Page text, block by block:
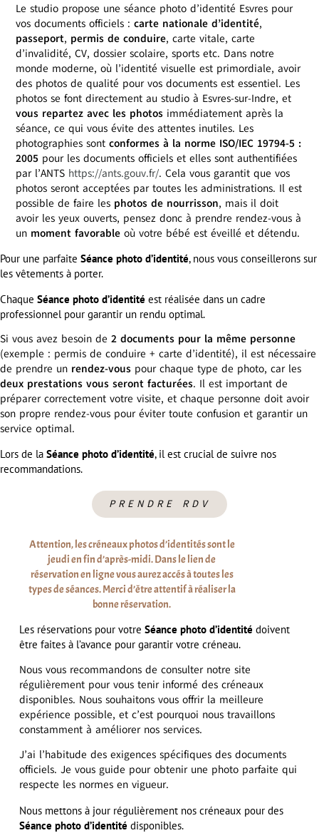
Le studio propose une séance photo d’identité Esvres pour
vos documents officiels :carte nationale d’identité,
passeport, permis de conduire, carte vitale, carte
d’invalidité, CV, dossier scolaire, sports etc. Dans notre
monde moderne, où l’identité visuelle est primordiale, avoir
des photos de qualité pour vos documents est essentiel. Les
photos se font directement au studio à Esvres-sur-Indre, et
vous repartez avec les photos immédiatement après la
séance, ce qui vous évite des attentes inutiles. Les
photographies sontconformes à la norme ISO/IEC 19794-5 :
2005 pour les documents officiels et elles sont authentifiées
par l’ANTS https://ants.gouv.fr/. Cela vous garantit que vos
photos seront acceptées par toutes les administrations. Il est
possible de faire les photos de nourrisson, mais il doit
avoir les yeux ouverts, pensez donc à prendre rendez-vous à
un moment favorable où votre bébé est éveillé et détendu.
Pour une parfaite Séance photo d’identité, nous vous conseillerons sur
les vêtements à porter.
Chaque Séance photo d’identité est réalisée dans un cadre
professionnel pour garantir un rendu optimal.
Si vous avez besoin de 2 documents pour la même personne
(exemple : permis de conduire + carte d’identité), il est nécessaire
de prendre un rendez-vous pour chaque type de photo, car les
deux prestations vous seront facturées. Il est important de
préparer correctement votre visite, et chaque personne doit avoir
son propre rendez-vous pour éviter toute confusion et garantir un
service optimal.
Lors de la Séance photo d’identité, il est crucial de suivre nos
recommandations.
PRENDRE RDV
Attention, les créneaux photos d’identités sont le
jeudi en fin d’après-midi. Dans le lien de
réservation en ligne vous aurez accés à toutes les
types de séances. Merci d’être attentif à réaliser la
bonne réservation.
Les réservations pour votre Séance photo d’identité doivent
être faites à l’avance pour garantir votre créneau.
Nous vous recommandons de consulter notre site
régulièrement pour vous tenir informé des créneaux
disponibles. Nous souhaitons vous offrir la meilleure
expérience possible, et c’est pourquoi nous travaillons
constamment à améliorer nos services.
J’ai l’habitude des exigences spécifiques des documents
officiels. Je vous guide pour obtenir une photo parfaite qui
respecte les normes en vigueur.
Nous mettons à jour régulièrement nos créneaux pour des
Séance photo d’identité disponibles.